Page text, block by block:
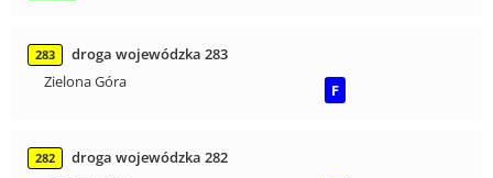
283
droga wojewódzka 283
Zielona Góra
F
282
droga wojewódzka 282